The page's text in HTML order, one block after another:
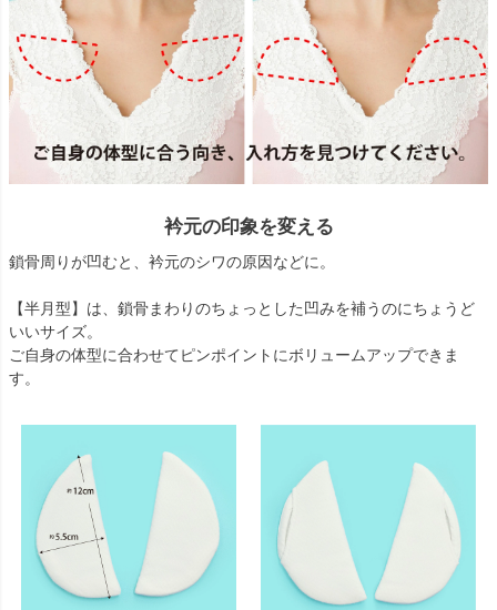
衿元の印象を変える
鎖骨周りが凹むと、衿元のシワの原因などに。
【半月型】は、鎖骨まわりのちょっとした凹みを補うのにちょうど
いいサイズ。
ご自身の体型に合わせてピンポイントにボリュームアップできま
す。